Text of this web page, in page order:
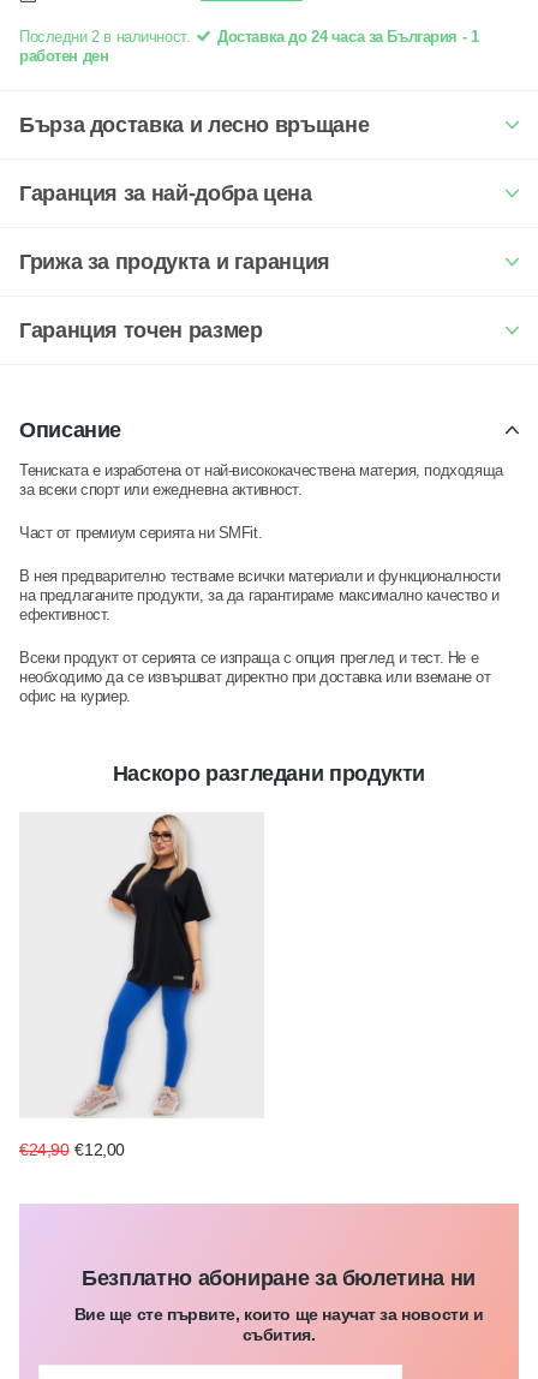
Последни 2 в наличност.
Доставка до 24 часа за България - 1
работен ден
Бърза доставка и лесно връщане
Гаранция за най-добра цена
Грижа за продукта и гаранция
Гаранция точен размер
Описание
Тениската е изработена от най-висококачествена материя, подходяща
за всеки спорт или ежедневна активност.
Част от премиум серията ниSMFit.
В нея предварително тестваме всички материали и функционалности
на предлаганите продукти, за да гарантираме максимално качество и
ефективност.
Всеки продукт от серията се изпраща с опция преглед и тест. Не е
необходимо да се извършват директно при доставка или вземане от
офис на куриер.
Наскоро разгледани продукти
€24,90 €12,00
Безплатно абониране за бюлетина ни
Вие ще сте първите, които ще научат за новости и
събития.